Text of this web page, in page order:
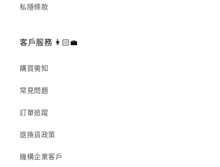
私隱條款
客戶服務 👩🏻‍💼
購買需知
常見問題
訂單追蹤
退換貨政策
機構企業客戶